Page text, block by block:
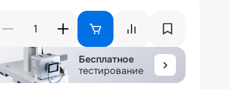
Бесплатное
тестирование